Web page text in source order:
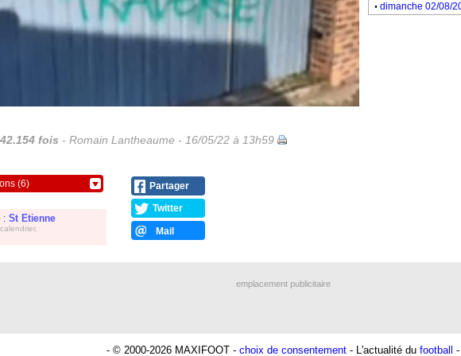
fois - Romain Lantheaume - 16/05/22 à 13h59
(6)
Partager
Twitter
Mail
: St Etienne
. dimanche 02/08/
emplacement publicitaire
- © 2000-2026 MAXIFOOT - choix de consentement - L'actualité du football -